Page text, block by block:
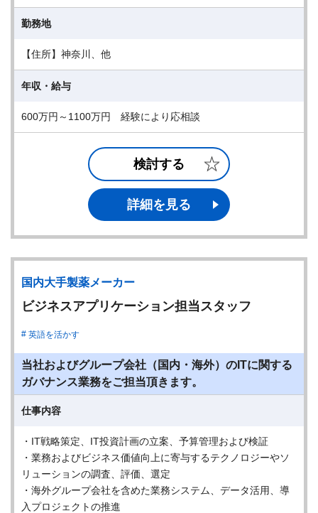
勤務地
【住所】神奈川、他
年収・給与
600万円～1100万円 経験により応相談
検討する
詳細を見る
国内大手製薬メーカー
ビジネスアプリケーション担当スタッフ
英語を活かす
当社およびグループ会社（国内・海外）のITに関する
ガバナンス業務をご担当頂きます。
仕事内容
・IT戦略策定、IT投資計画の立案、予算管理および検証
・業務およびビジネス価値向上に寄与するテクノロジーやソ
リューションの調査、評価、選定
・海外グループ会社を含めた業務システム、データ活用、導
入プロジェクトの推進